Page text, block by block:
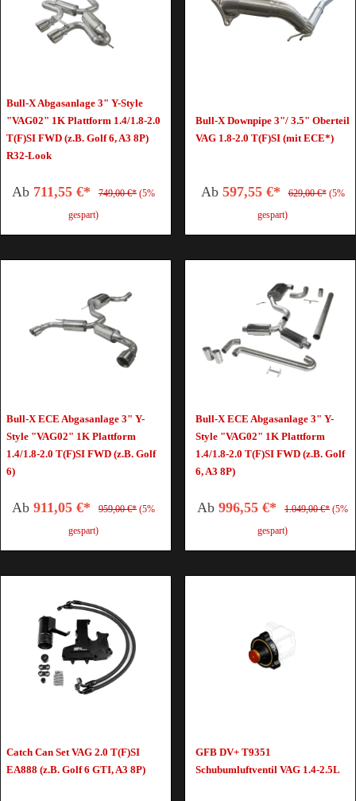
Bull-X Abgasanlage 3" Y-Style
"VAG02" 1K Plattform 1.4/1.8-2.0
T(F)SI FWD (z.B. Golf 6, A3 8P)
R32-Look
Ab 711,55 €* 749,00 €* (5%
gespart)
Bull-X Downpipe 3"/ 3.5" Oberteil
VAG 1.8-2.0 T(F)SI (mit ECE*)
Ab 597,55 €* 629,00 €* (5%
gespart)
Bull-X ECE Abgasanlage 3" Y-
Style "VAG02" 1K Plattform
1.4/1.8-2.0 T(F)SI FWD (z.B. Golf
6)
Ab 911,05 €* 959,00 €* (5%
gespart)
Bull-X ECE Abgasanlage 3" Y-
Style "VAG02" 1K Plattform
1.4/1.8-2.0 T(F)SI FWD (z.B. Golf
6, A3 8P)
Ab 996,55 €* 1.049,00 €* (5%
gespart)
Catch Can Set VAG 2.0 T(F)SI
EA888 (z.B. Golf 6 GTI, A3 8P)
GFB DV+ T9351
Schubumluftventil VAG 1.4-2.5L